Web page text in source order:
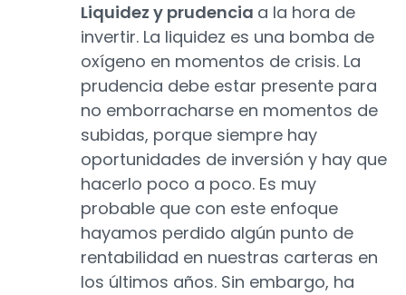
Liquidez y prudencia a la hora de
invertir. La liquidez es una bomba de
oxígeno en momentos de crisis. La
prudencia debe estar presente para
no emborracharse en momentos de
subidas, porque siempre hay
oportunidades de inversión y hay que
hacerlo poco a poco. Es muy
probable que con este enfoque
hayamos perdido algún punto de
rentabilidad en nuestras carteras en
los últimos años. Sin embargo, ha